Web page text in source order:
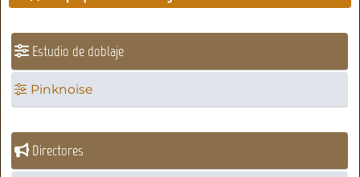
Estudio de doblaje
Pinknoise
Directores